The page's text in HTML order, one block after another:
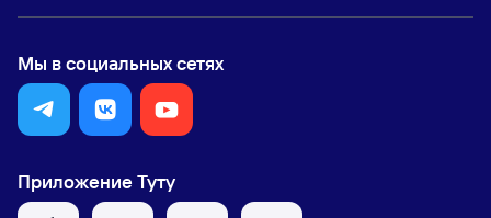
Мы в социальных сетях
Приложение Туту